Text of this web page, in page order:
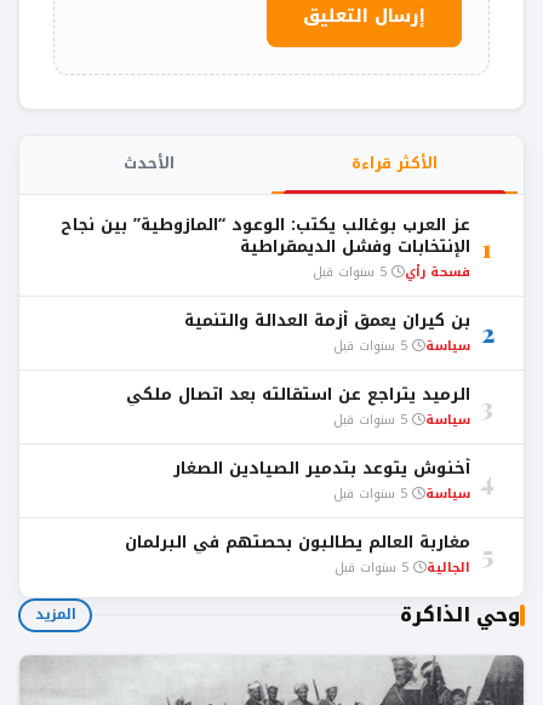
الأكثر قراءة الأحدث
1
عز العرب بوغالب يكتب: الوعود “المازوطية” بين نجاح
الإنتخابات وفشل الديمقراطية
فسحة رأي
2 بن كيران يعمق أزمة العدالة والتنمية
سياسة
3 الرميد يتراجع عن استقالته بعد اتصال ملكي
سياسة
4 أخنوش يتوعد بتدمير الصيادين الصغار
سياسة
5 مغاربة العالم يطالبون بحصتهم في البرلمان
الجالية
وحي الذاكرة المزيد